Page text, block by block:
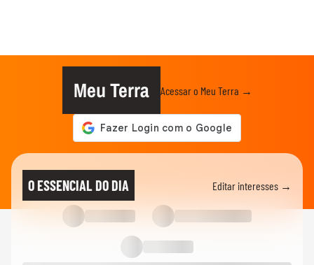
Meu Terra Acessar o Meu Terra →
O ESSENCIAL DO DIA Editar interesses →